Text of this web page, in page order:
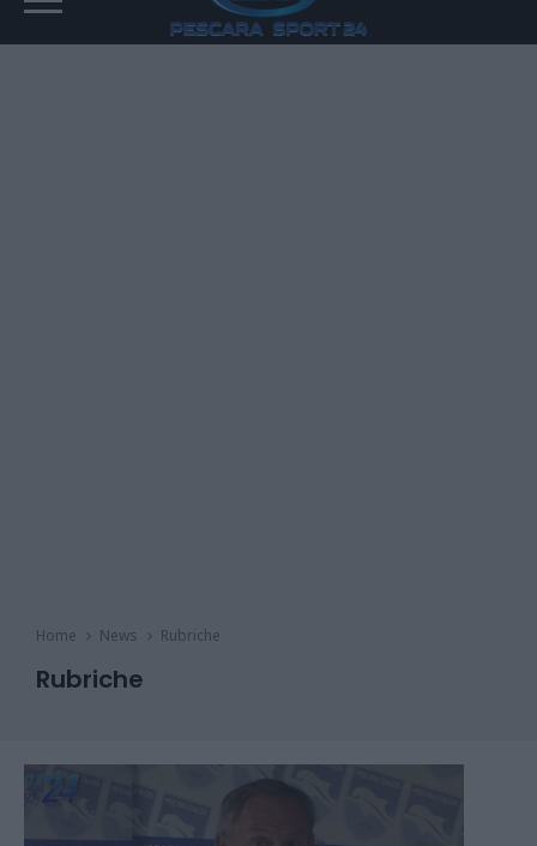
Home News Rubriche
Rubriche